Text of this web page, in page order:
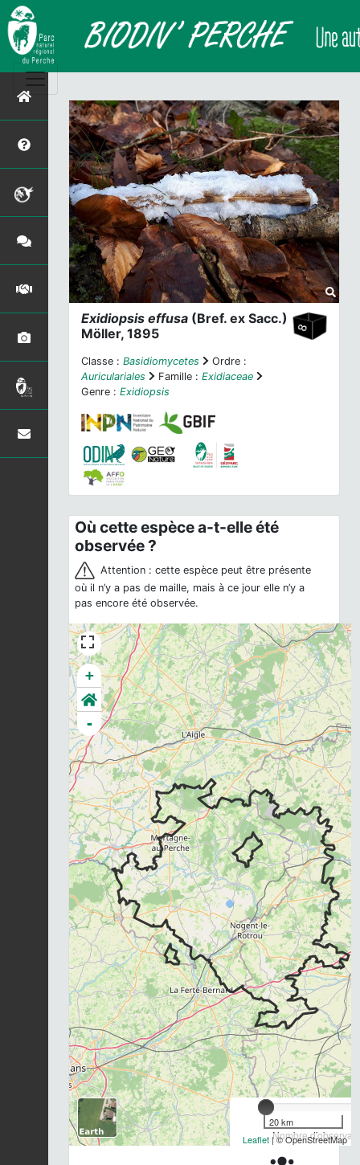
Exidiopsis effusa (Bref. ex Sacc.)
Möller, 1895
Classe : Basidiomycetes
Ordre :
Auriculariales
Famille : Exidiaceae
Genre : Exidiopsis
Où cette espèce a-t-elle été
observée ?
Attention : cette espèce peut être présente
où il n’y a pas de maille, mais à ce jour elle n’y a
pas encore été observée.
Chargement...
+
-
Nombre
20 km
Leaflet | © OpenStreetMap